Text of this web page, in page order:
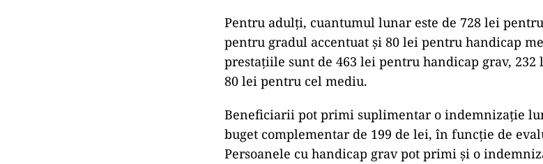
Pentru adulți, cuantumul lunar este de 728 lei
pentru gradul accentuat și 80 lei pentru handicap
prestațiile sunt de 463 lei pentru handicap grav,
80 lei pentru cel mediu.
Beneficiarii pot primi suplimentar o indemnizație
buget complementar de 199 de lei, în funcție de
Persoanele cu handicap grav pot primi și o